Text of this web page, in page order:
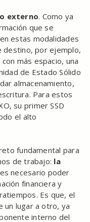
externo. Como ya
que se
estas modalidades
destino, por ejemplo,
más espacio, una
de Estado Sólido
almacenamiento,
Para estos
su primer SSD
el alto
fundamental para
de trabajo: la
necesario poder
financiera y
Es que, el
un lugar a otro, ya
interno del